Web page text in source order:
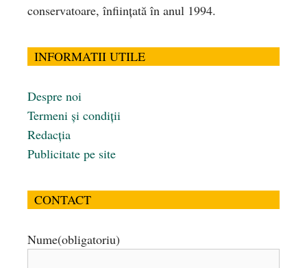
conservatoare, înfiinţată în anul 1994.
INFORMATII UTILE
Despre noi
Termeni și condiții
Redacția
Publicitate pe site
CONTACT
Nume(obligatoriu)